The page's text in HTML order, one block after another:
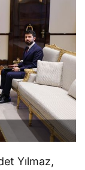
Yılmaz,